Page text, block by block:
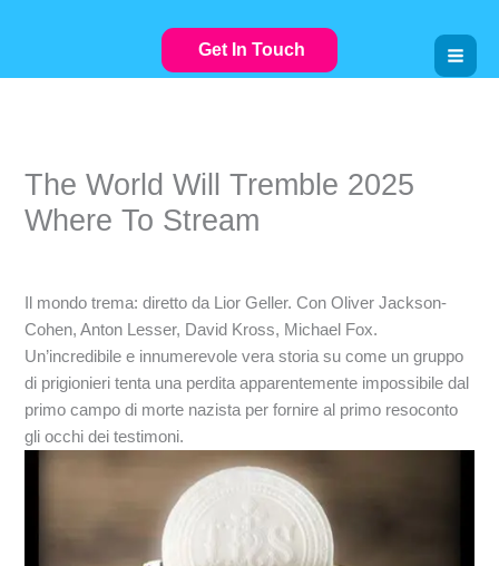
Get In Touch
The World Will Tremble 2025
Where To Stream
Il mondo trema: diretto da Lior Geller. Con Oliver Jackson-
Cohen, Anton Lesser, David Kross, Michael Fox.
Un’incredibile e innumerevole vera storia su come un gruppo
di prigionieri tenta una perdita apparentemente impossibile dal
primo campo di morte nazista per fornire al primo resoconto
gli occhi dei testimoni.